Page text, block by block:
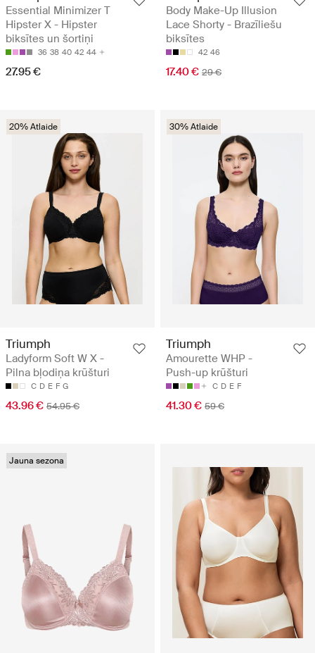
Essential Minimizer T
Hipster X - Hipster
biksītes un šortiņi
36 38 40 42 44
27.95 €
Body Make-Up Illusion
Lace Shorty - Brazīliešu
biksītes
42 46
17.40 € 29 €
20% Atlaide
Triumph
Ladyform Soft W X -
Pilna bļodiņa krūšturi
C D E F G
43.96 € 54.95 €
30% Atlaide
Triumph
Amourette WHP -
Push-up krūšturi
C D E F
41.30 € 59 €
Jauna sezona